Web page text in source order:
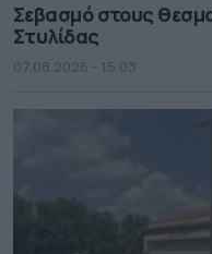
Σεβασμό στους
Στυλίδας
07.08.2026 - 15.03